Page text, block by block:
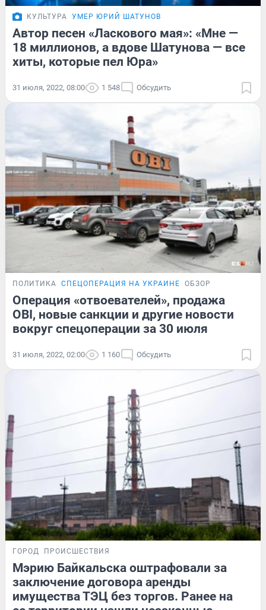
КУЛЬТУРА УМЕР ЮРИЙ ШАТУНОВ
Автор песен «Ласкового мая»: «Мне —
18 миллионов, а вдове Шатунова — все
хиты, которые пел Юра»
31 июля, 2022, 08:00 1 548 Обсудить
ПОЛИТИКА СПЕЦОПЕРАЦИЯ НА УКРАИНЕ ОБЗОР
Операция «отвоевателей», продажа
OBI, новые санкции и другие новости
вокруг спецоперации за 30 июля
31 июля, 2022, 02:00 1 160 Обсудить
ГОРОД ПРОИСШЕСТВИЯ
Мэрию Байкальска оштрафовали за
заключение договора аренды
имущества ТЭЦ без торгов. Ранее на